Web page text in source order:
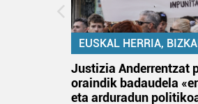
EUSKAL HERRIA,
Justizia Anderrentzat
oraindik badaudela
eta arduradun